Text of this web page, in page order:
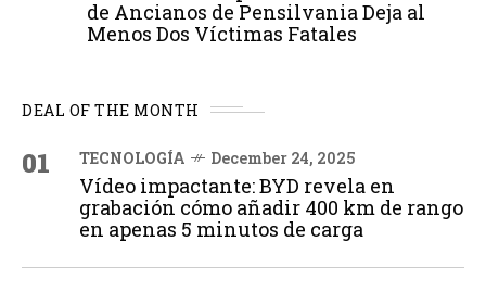
de Ancianos de Pensilvania Deja al
Menos Dos Víctimas Fatales
DEAL OF THE MONTH
01 TECNOLOGÍA December 24, 2025
Vídeo impactante: BYD revela en
grabación cómo añadir 400 km de rango
en apenas 5 minutos de carga